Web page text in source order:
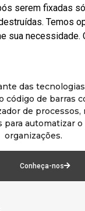
serem fixadas
Temos
sua necessidade.
das
código de barras
de processos,
para automatizar
organizações.
Conheça-nos